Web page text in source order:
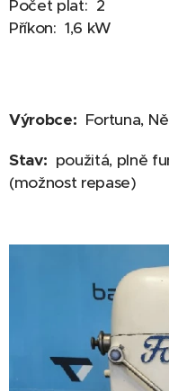
Počet plat: 2
Příkon: 1,6 kW
Výrobce: Fortuna,
Stav: použitá, plně
(možnost repase)